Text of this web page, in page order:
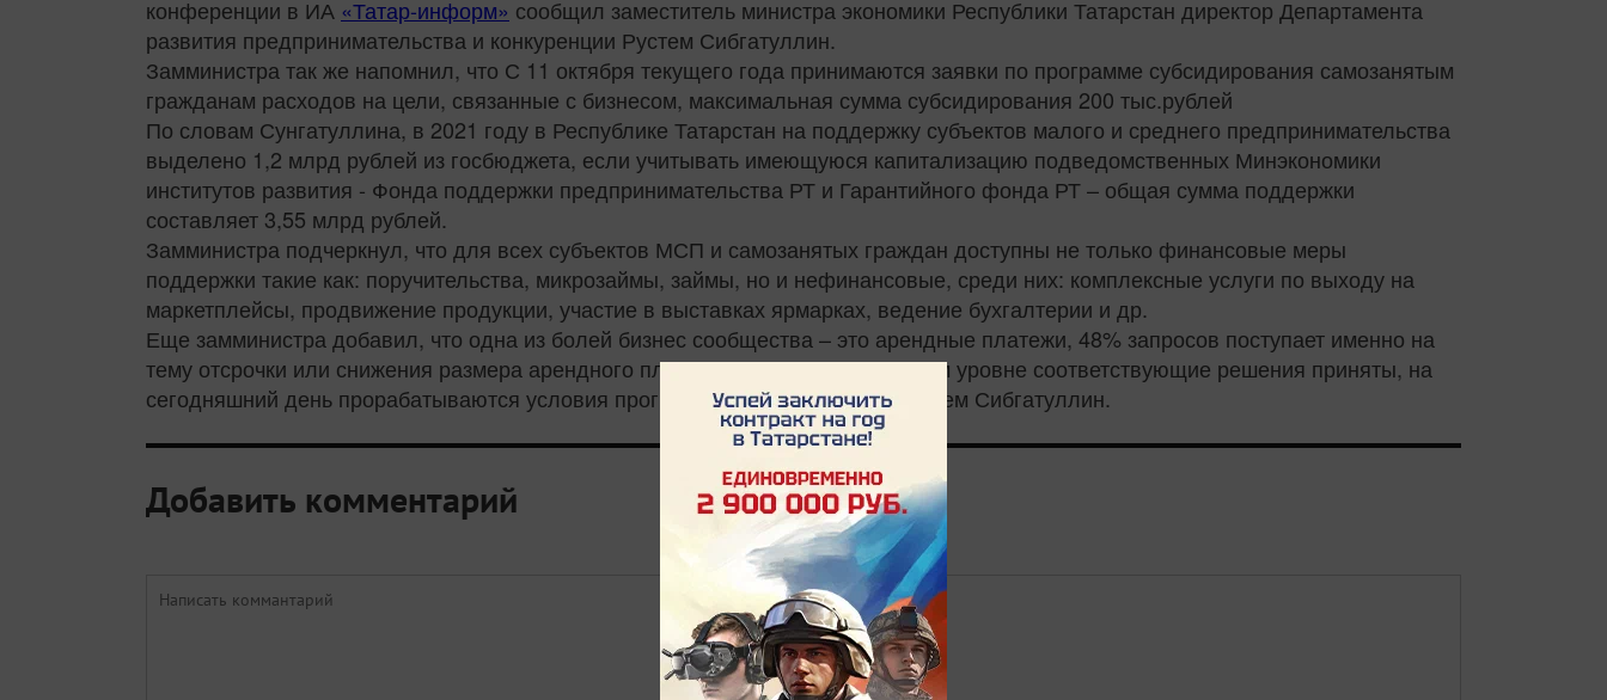
конференции в ИА «Татар-информ» сообщил заместитель министра экономики Республики Татарстан директор Департамента
развития предпринимательства и конкуренции Рустем Сибгатуллин.
Замминистра так же напомнил, что С 11 октября текущего года принимаются заявки по программе субсидирования самозанятым
гражданам расходов на цели, связанные с бизнесом, максимальная сумма субсидирования 200 тыс.рублей
По словам Сунгатуллина, в 2021 году в Республике Татарстан на поддержку субъектов малого и среднего предпринимательства
выделено 1,2 млрд рублей из госбюджета, если учитывать имеющуюся капитализацию подведомственных Минэкономики
институтов развития - Фонда поддержки предпринимательства РТ и Гарантийного фонда РТ – общая сумма поддержки
составляет 3,55 млрд рублей.
Замминистра подчеркнул, что для всех субъектов МСП и самозанятых граждан доступны не только финансовые меры
поддержки такие как: поручительства, микрозаймы, займы, но и нефинансовые, среди них: комплексные услуги по выходу на
маркетплейсы, продвижение продукции, участие в выставках ярмарках, ведение бухгалтерии и др.
Еще замминистра добавил, что одна из болей бизнес сообщества – это арендные платежи, 48% запросов поступает именно на
тему отсрочки или снижения размера арендного платежа. "На республиканском уровне соответствующие решения приняты, на
сегодняшний день прорабатываются условия программы" - резюмировал Рустем Сибгатуллин.
Добавить комментарий